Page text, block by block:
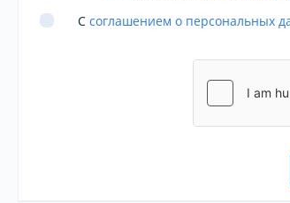
С соглашением о персональных